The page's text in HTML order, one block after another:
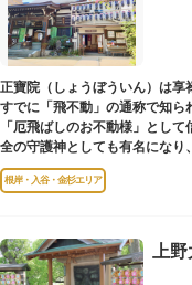
子規が病室兼書斎にしていた
暮らしだけでなく創作の様子
ィア団体により大切に維持・保
正寶院（しょうぼういん）は
すでに「飛不動」の通称で知ら
「厄飛ばしのお不動様」とし
全の守護神としても有名になり
多く参拝に訪れます。
根岸・入谷・金杉エリア
上野